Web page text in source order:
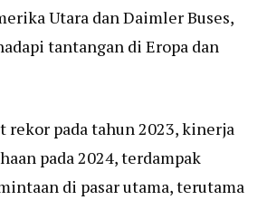
Utara dan Daimler Buses,
tantangan di Eropa dan
rekor pada tahun 2023, kinerja
pada 2024, terdampak
di pasar utama, terutama